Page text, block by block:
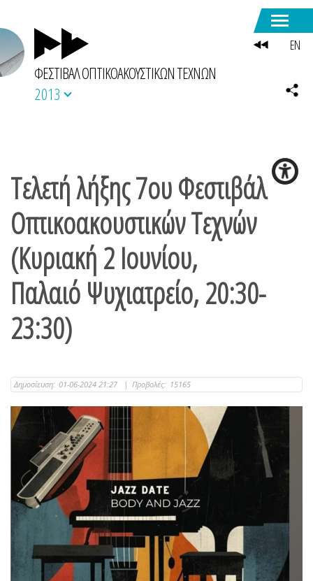
ΦΕΣΤΙΒΑΛ ΟΠΤΙΚΟΑΚΟΥΣΤΙΚΩΝ ΤΕΧΝΩΝ
2013
Τελετή λήξης 7ου Φεστιβάλ
Οπτικοακουστικών Τεχνών
(Κυριακή 2 Ιουνίου,
Παλαιό Ψυχιατρείο, 20:30-
23:30)
Δημοσίευση: 01-06-2024 21:27 | Προβολές: 15165
EN